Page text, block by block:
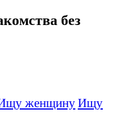
без
женщинуИщу